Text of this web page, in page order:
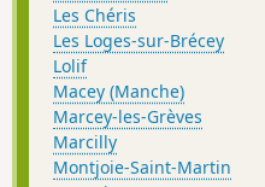
Les Chéris
Les Loges-sur-Brécey
Lolif
Macey (Manche)
Marcey-les-Grèves
Marcilly
Montjoie-Saint-Martin